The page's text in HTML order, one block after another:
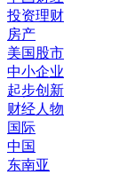
投资理财
房产
美国股市
中小企业
起步创新
财经人物
国际
中国
东南亚